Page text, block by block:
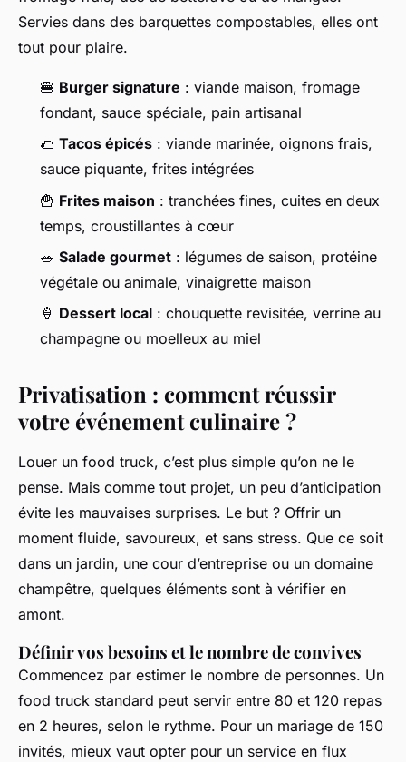
Servies dans des barquettes compostables, elles ont
tout pour plaire.
🍔 Burger signature : viande maison, fromage
fondant, sauce spéciale, pain artisanal
🌮 Tacos épicés : viande marinée, oignons frais,
sauce piquante, frites intégrées
🍟 Frites maison : tranchées fines, cuites en deux
temps, croustillantes à cœur
🥗 Salade gourmet : légumes de saison, protéine
végétale ou animale, vinaigrette maison
🍦 Dessert local : chouquette revisitée, verrine au
champagne ou moelleux au miel
Privatisation : comment réussir
votre événement culinaire ?
Louer un food truck, c’est plus simple qu’on ne le
pense. Mais comme tout projet, un peu d’anticipation
évite les mauvaises surprises. Le but ? Offrir un
moment fluide, savoureux, et sans stress. Que ce soit
dans un jardin, une cour d’entreprise ou un domaine
champêtre, quelques éléments sont à vérifier en
amont.
Définir vos besoins et le nombre de convives
Commencez par estimer le nombre de personnes. Un
food truck standard peut servir entre 80 et 120 repas
en 2 heures, selon le rythme. Pour un mariage de 150
invités, mieux vaut opter pour un service en flux